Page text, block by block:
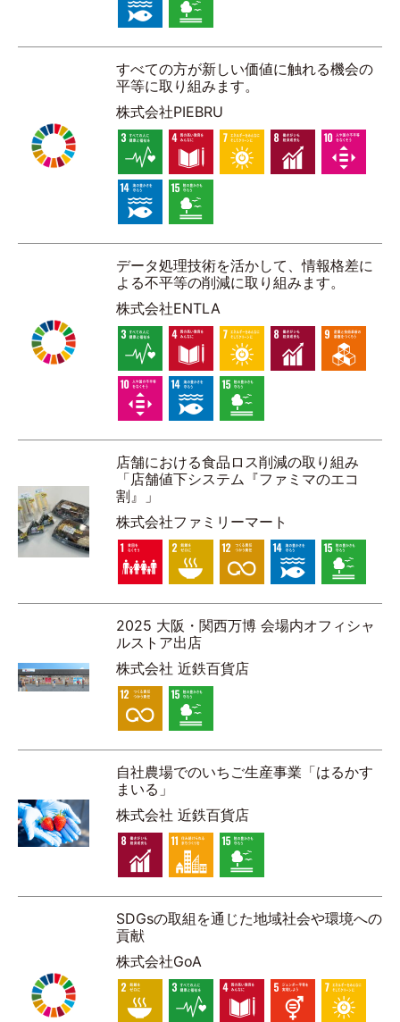
すべての方が新しい価値に触れる機会の
平等に取り組みます。
株式会社PIEBRU
データ処理技術を活かして、情報格差に
よる不平等の削減に取り組みます。
株式会社ENTLA
店舗における食品ロス削減の取り組み
「店舗値下システム『ファミマのエコ
割』」
株式会社ファミリーマート
2025 大阪・関西万博 会場内オフィシャ
ルストア出店
株式会社 近鉄百貨店
自社農場でのいちご生産事業「はるかす
まいる」
株式会社 近鉄百貨店
SDGsの取組を通じた地域社会や環境への
貢献
株式会社GoA